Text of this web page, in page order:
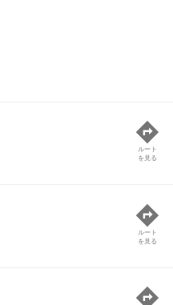
ルート
を見る
ルート
を見る